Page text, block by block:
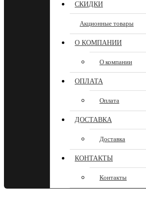
СКИДКИ
Акционные товары
О КОМПАНИИ
О компании
ОПЛАТА
Оплата
ДОСТАВКА
Доставка
КОНТАКТЫ
Контакты